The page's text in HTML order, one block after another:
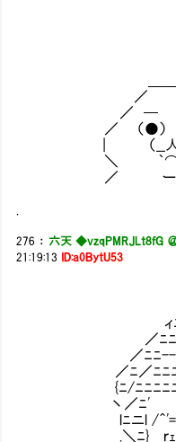
／
／ ─ ─ ＼ 業務
／ （●） （
| （__人
＼ ｀⌒´
／ ー‐
276 ： 六天 ◆vzqPMRJLt8fG
21:19:13
ID:a0BytU53
ィﾆﾆﾆ彡ﾆ
／ﾆﾆ／ﾆﾆﾆﾆ
／ﾆﾆ--ﾆﾆﾆﾉﾉ
／ﾆ／ﾆﾆﾆﾆﾆノ
{ﾆ/ﾆﾆﾆﾆﾆ
丶／ﾆ' ,ｨz､ヾﾆﾆ
lﾆニl /＾
.＼ﾆ} ｒｪェｧ ｨｪェ